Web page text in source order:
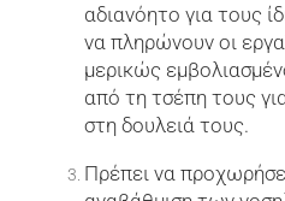
αδιανόητο για τους
να πληρώνουν οι
μερικώς
από τη τσέπη τους
στη δουλειά τους.
Πρέπει να